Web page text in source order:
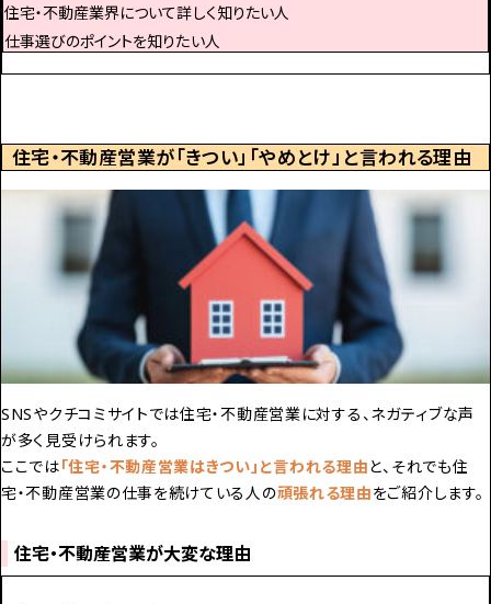
住宅・不動産業界について詳しく知りたい人
仕事選びのポイントを知りたい人
住宅・不動産営業が「きつい」「やめとけ」と言われる理由
SNSやクチコミサイトでは住宅・不動産営業に対する、ネガティブな声
が多く見受けられます。
ここでは「住宅・不動産営業はきつい」と言われる理由と、それでも住
宅・不動産営業の仕事を続けている人の頑張れる理由をご紹介します。
住宅・不動産営業が大変な理由